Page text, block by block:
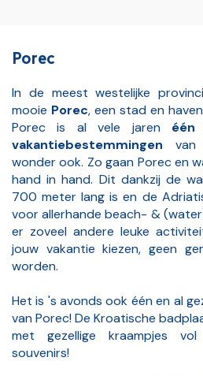
Porec
In de meest westelijke
mooie Porec, een stad en
Porec is al vele jaren
vakantiebestemmingen van
wonder ook. Zo gaan Porec en
hand in hand. Dit dankzij de
700 meter lang is en de
voor allerhande beach- &
er zoveel andere leuke
jouw vakantie kiezen, geen
worden.
Het is 's avonds ook één en al
van Porec! De Kroatische
met gezellige kraampjes
souvenirs!